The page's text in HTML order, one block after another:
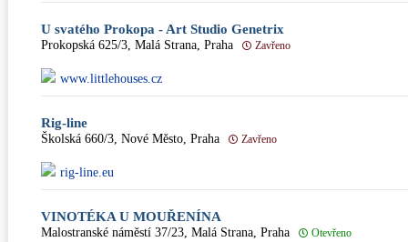
U svatého Prokopa - Art Studio Genetrix
Prokopská 625/3, Malá Strana, Praha Zavřeno
www.littlehouses.cz
Rig-line
Školská 660/3, Nové Město, Praha Zavřeno
rig-line.eu
VINOTÉKA U MOUŘENÍNA
Malostranské náměstí 37/23, Malá Strana, Praha Otevřeno